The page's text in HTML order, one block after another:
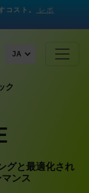
スト。
レポ
JA
ク
グと最適化され
ンス